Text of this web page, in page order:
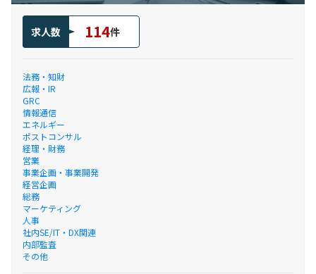
求人数 114件
法務・知財
広報・IR
GRC
情報通信
エネルギー
ポストコンサル
経理・財務
営業
事業企画・事業開発
経営企画
総務
マーケティング
人事
社内SE/IT・DX関連
内部監査
その他